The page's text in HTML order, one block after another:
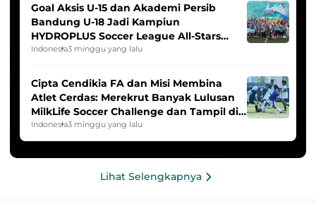
Goal Aksis U-15 dan Akademi Persib
Bandung U-18 Jadi Kampiun
HYDROPLUS Soccer League All-Stars
2025/2026
Indonesia3 minggu yang lalu
Cipta Cendikia FA dan Misi Membina
Atlet Cerdas: Merekrut Banyak Lulusan
MilkLife Soccer Challenge dan Tampil di
HYDROPLUS Soccer League
Indonesia3 minggu yang lalu
Lihat Selengkapnya